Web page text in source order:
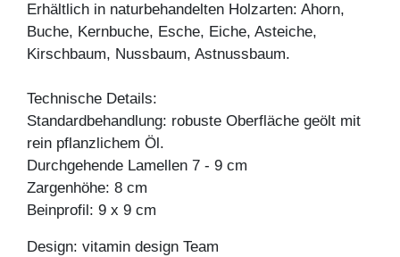
Erhältlich in naturbehandelten Holzarten: Ahorn,
Buche, Kernbuche, Esche, Eiche, Asteiche,
Kirschbaum, Nussbaum, Astnussbaum.
Technische Details:
Standardbehandlung: robuste Oberfläche geölt mit
rein pflanzlichem Öl.
Durchgehende Lamellen 7 - 9 cm
Zargenhöhe: 8 cm
Beinprofil: 9 x 9 cm
Design: vitamin design Team